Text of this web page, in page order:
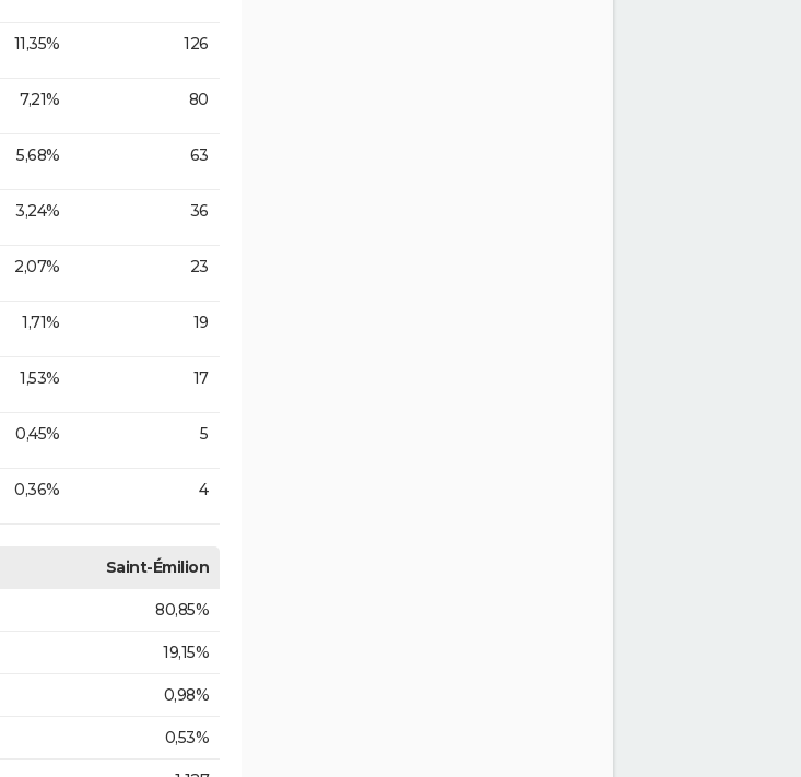
11,35% 126
7,21% 80
5,68% 63
3,24% 36
2,07% 23
1,71% 19
1,53% 17
0,45% 5
0,36% 4
Saint-Émilion
80,85%
19,15%
0,98%
0,53%